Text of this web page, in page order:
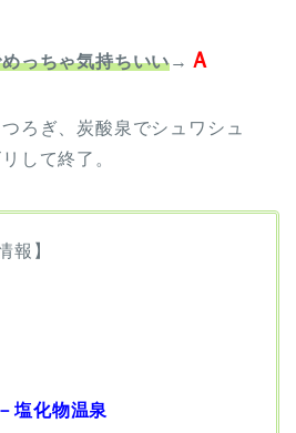
っちゃ気持ちいい→ Ａ
ろぎ、炭酸泉でシュワシュ
して終了。
報】
塩化物温泉